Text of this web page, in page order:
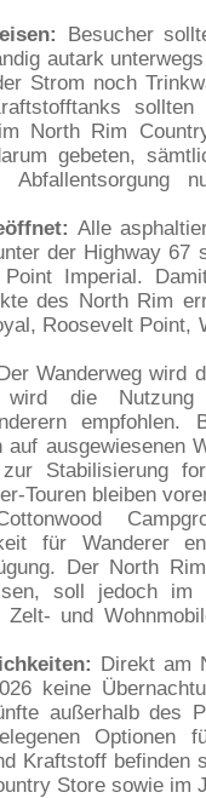
Besucher
autark
Strom noch
North Rim
gebeten,
Alle
der Highway 67
Imperial.
des North Rim
Roosevelt Point,
Wanderweg wird
wird die Nutzung
empfohlen.
ausgewiesenen
Stabilisierung
Touren bleiben
für Wanderer
Der North
soll jedoch im
und
Direkt am
keine
außerhalb des
Optionen
Kraftstoff befinden
Store sowie im